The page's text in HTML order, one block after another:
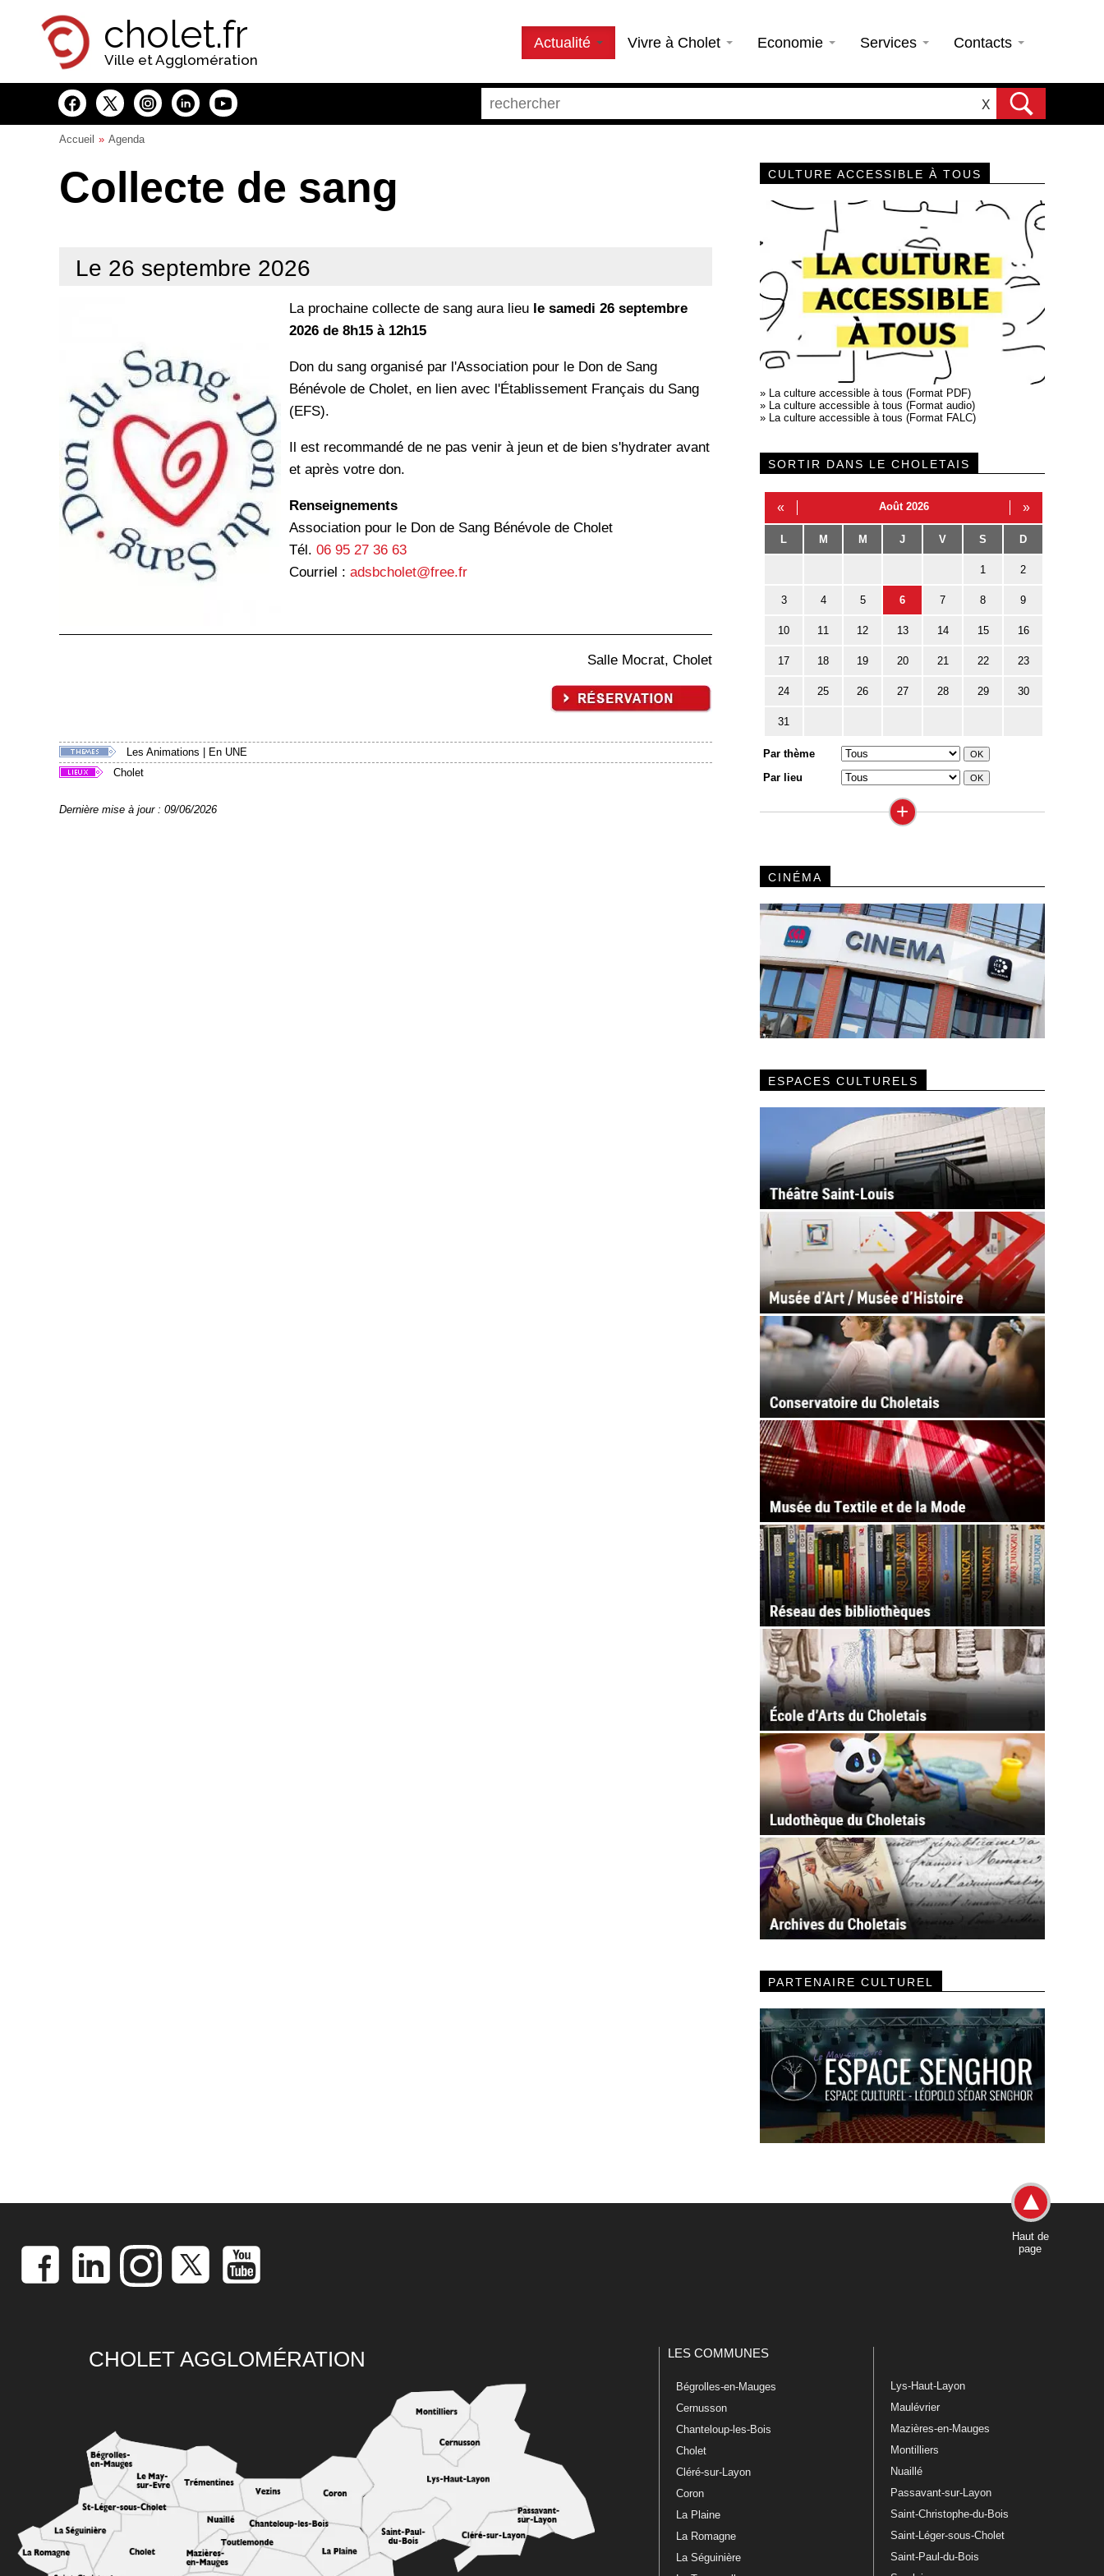
cholet.fr
Ville et Agglomération
Actualité Vivre à Cholet Economie Services Contacts
X
Accueil Agenda
Collecte de sang
Le 26 septembre 2026
La prochaine collecte de sang aura lieu le samedi 26 septembre
2026 de 8h15 à 12h15
Don du sang organisé par l'Association pour le Don de Sang
Bénévole de Cholet, en lien avec l'Établissement Français du Sang
(EFS).
Il est recommandé de ne pas venir à jeun et de bien s'hydrater avant
et après votre don.
Renseignements
Association pour le Don de Sang Bénévole de Cholet
Tél. 06 95 27 36 63
Courriel : adsbcholet@free.fr
Salle Mocrat, Cholet
Les Animations
En UNE
Cholet
Dernière mise à jour : 09/06/2026
CULTURE ACCESSIBLE À TOUS
» La culture accessible à tous (Format PDF)
» La culture accessible à tous (Format audio)
» La culture accessible à tous (Format FALC)
SORTIR DANS LE CHOLETAIS
« Août 2026 »
L M M J V S D
1 2
3 4 5 6 7 8 9
10 11 12 13 14 15 16
17 18 19 20 21 22 23
24 25 26 27 28 29 30
31
Par thème
Par lieu
+
CINÉMA
ESPACES CULTURELS
PARTENAIRE CULTUREL
Haut de
page
CHOLET AGGLOMÉRATION LES COMMUNES
Bégrolles-en-Mauges
Cernusson
Chanteloup-les-Bois
Cholet
Cléré-sur-Layon
Coron
La Plaine
La Romagne
La Séguinière
Lys-Haut-Layon
Maulévrier
Mazières-en-Mauges
Montilliers
Nuaillé
Passavant-sur-Layon
Saint-Christophe-du-Bois
Saint-Léger-sous-Cholet
Saint-Paul-du-Bois